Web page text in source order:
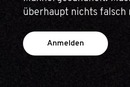
überhaupt nichts falsch
Anmelden